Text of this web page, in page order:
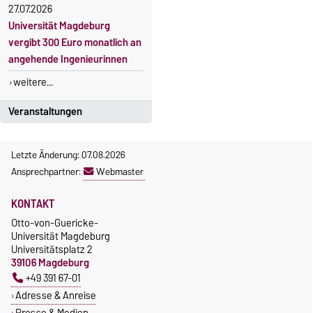
27.07.2026
Universität Magdeburg
vergibt 300 Euro monatlich an
angehende Ingenieurinnen
weitere...
Veranstaltungen
Promotionsverteidigung
Nadine Syring [FHW]
28.08.2026
02.09.2026
STARTUP TALK LOUNGE mit
Dr. Raul Haschke - Head of
hei_INNOVATION der Uni ...
Letzte Änderung: 07.08.2026
Ansprechpartner:
Webmaster
KONTAKT
Otto-von-Guericke-
Universität Magdeburg
Universitätsplatz 2
39106 Magdeburg
+49 391 67-01
Adresse & Anreise